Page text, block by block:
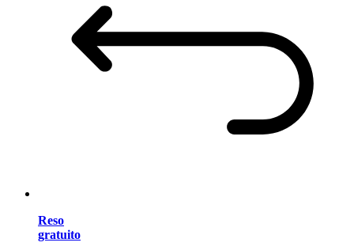
Reso
gratuito